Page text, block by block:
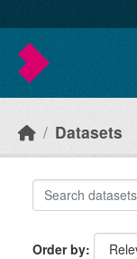
Datasets
Order by